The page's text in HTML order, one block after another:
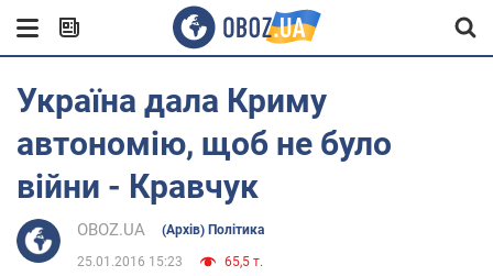
Україна дала Криму
автономію, щоб не було
війни - Кравчук
OBOZ.UA (Архів) Політика
25.01.2016 15:23 65,5 т.